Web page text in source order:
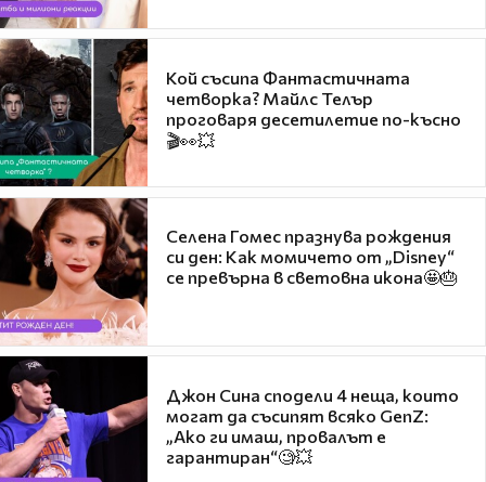
Кой съсипа Фантастичната
четворка? Майлс Телър
проговаря десетилетие по-късно
🎬👀💥
Селена Гомес празнува рождения
си ден: Как момичето от „Disney“
се превърна в световна икона🤩🎂
Джон Сина сподели 4 неща, които
могат да съсипят всяко GenZ:
„Ако ги имаш, провалът е
гарантиран“🧐💥